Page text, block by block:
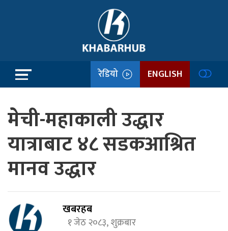
रेडियो ENGLISH
मेची-महाकाली उद्धार
यात्राबाट ४८ सडकआश्रित
मानव उद्धार
खबरहब
१ जेठ २०८३, शुक्रबार